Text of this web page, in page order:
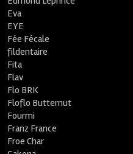
Eva
EYE
Fée Fécale
fildentaire
Fita
Flav
Flo BRK
Floflo Butternut
Fourmi
Franz France
Froe Char